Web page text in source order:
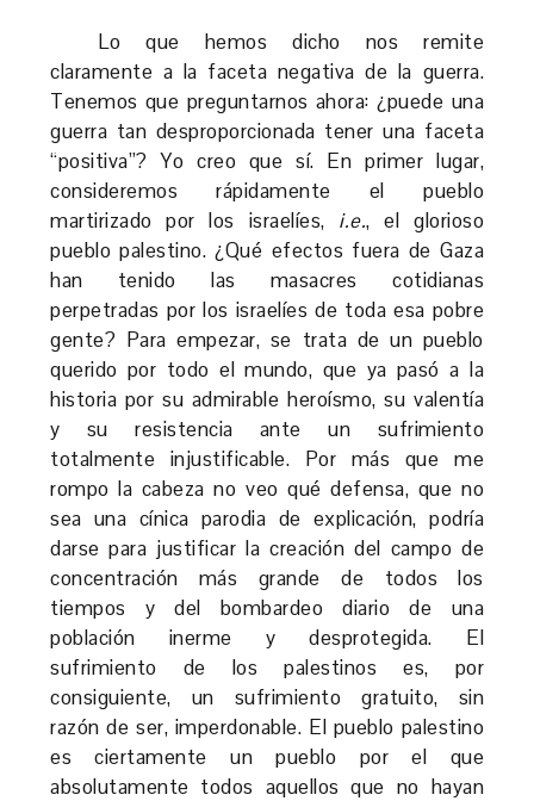
Lo que hemos dicho nos remite
claramente a la faceta negativa de la guerra.
Tenemos que preguntarnos ahora: ¿puede una
guerra tan desproporcionada tener una faceta
“positiva”? Yo creo que sí. En primer lugar,
consideremos rápidamente el pueblo
martirizado por los israelíes, i.e., el glorioso
pueblo palestino. ¿Qué efectos fuera de Gaza
han tenido las masacres cotidianas
perpetradas por los israelíes de toda esa pobre
gente? Para empezar, se trata de un pueblo
querido por todo el mundo, que ya pasó a la
historia por su admirable heroísmo, su valentía
y su resistencia ante un sufrimiento
totalmente injustificable. Por más que me
rompo la cabeza no veo qué defensa, que no
sea una cínica parodia de explicación, podría
darse para justificar la creación del campo de
concentración más grande de todos los
tiempos y del bombardeo diario de una
población inerme y desprotegida. El
sufrimiento de los palestinos es, por
consiguiente, un sufrimiento gratuito, sin
razón de ser, imperdonable. El pueblo palestino
es ciertamente un pueblo por el que
absolutamente todos aquellos que no hayan